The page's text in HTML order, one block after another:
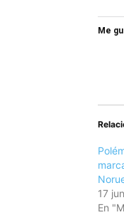
Me
17
En